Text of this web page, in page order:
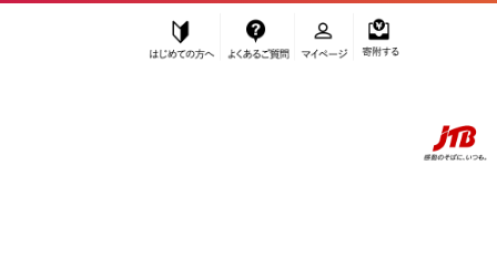
ふるぽ JTBのふるさと納税サイト